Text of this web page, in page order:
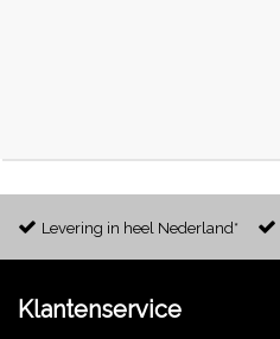
Levering in heel Nederland*
Klantenservice